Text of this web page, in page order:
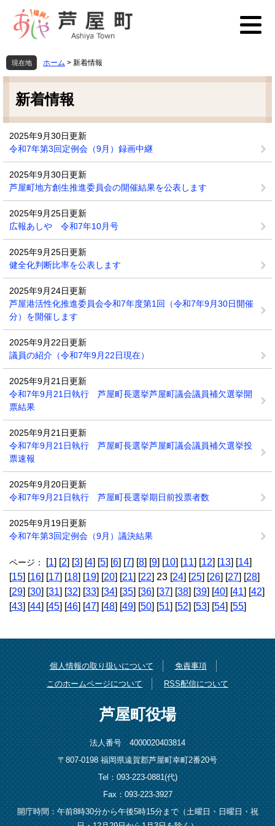
先
頭
を
飛
本
現在地 ホーム > 新着情報
本
新着情報
2025年9月30日更新
令和7年第3回定例会（9月）録画中継
2025年9月30日更新
芦屋町地方創生推進委員会の開催結果を公表します
2025年9月25日更新
広報あしや 令和7年10月号
2025年9月25日更新
健全化判断比率を公表します
2025年9月24日更新
芦屋港活性化推進委員会令和7年度第1回（令和7年9月30日開催
分）を開催します
2025年9月22日更新
議員の紹介（令和7年9月22日現在）
2025年9月21日更新
令和7年9月21日執行 芦屋町長選挙芦屋町議会議員補欠選挙開
票結果
2025年9月21日更新
令和7年9月21日執行 芦屋町長選挙芦屋町議会議員補欠選挙投
票速報
2025年9月20日更新
令和7年9月21日執行 芦屋町長選挙期日前投票者数
2025年9月19日更新
令和7年第3回定例会（9月）議決結果
ページ： [1] [2] [3] [4] [5] [6] [7] [8] [9] [10] [11] [12] [13] [14]
[15] [16] [17] [18] [19] [20] [21] [22] 23 [24] [25] [26] [27] [28]
[29] [30] [31] [32] [33] [34] [35] [36] [37] [38] [39] [40] [41] [42]
[43] [44] [45] [46] [47] [48] [49] [50] [51] [52] [53] [54] [55]
個人情報の取り扱いについて
免責事項
このホームページについて
RSS配信について
芦屋町役場
法人番号 4000020403814
〒807-0198 福岡県遠賀郡芦屋町幸町2番20号
Tel：093-223-0881(代)
Fax：093-223-3927
開庁時間：午前8時30分から午後5時15分まで（土曜日・日曜日・祝